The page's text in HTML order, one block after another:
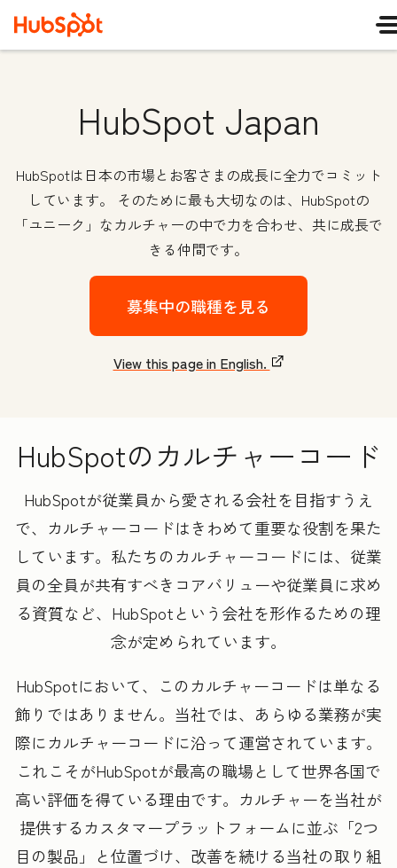
HubSpot Japan
HubSpotは日本の市場とお客さまの成長に全力でコミット
しています。 そのために最も大切なのは、HubSpotの
「ユニーク」なカルチャーの中で力を合わせ、共に成長で
きる仲間です。
募集中の職種を見る
View this page in English.
HubSpotのカルチャーコード
HubSpotが従業員から愛される会社を目指すうえ
で、カルチャーコードはきわめて重要な役割を果た
しています。私たちのカルチャーコードには、従業
員の全員が共有すべきコアバリューや従業員に求め
る資質など、HubSpotという会社を形作るための理
念が定められています。
HubSpotにおいて、このカルチャーコードは単なる
飾りではありません。当社では、あらゆる業務が実
際にカルチャーコードに沿って運営されています。
これこそがHubSpotが最高の職場として世界各国で
高い評価を得ている理由です。カルチャーを当社が
提供するカスタマープラットフォームに並ぶ「2つ
目の製品」と位置づけ、改善を続ける当社の取り組